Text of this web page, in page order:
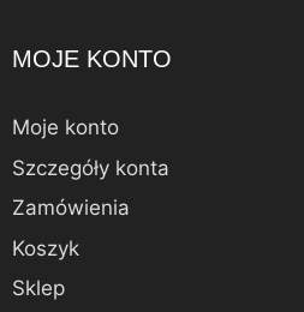
MOJE KONTO
Moje konto
Szczegóły konta
Zamówienia
Koszyk
Sklep